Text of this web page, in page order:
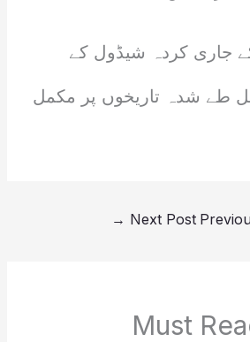
جاری کردہ شیڈول کے
طے شدہ تاریخوں پر مکمل
Next Post
→
Must